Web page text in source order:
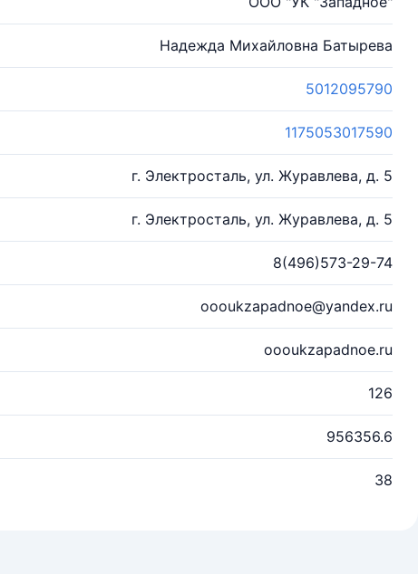
Надежда Михайловна Батырева
5012095790
1175053017590
г. Электросталь, ул. Журавлева, д. 5
г. Электросталь, ул. Журавлева, д. 5
8(496)573-29-74
oooukzapadnoe@yandex.ru
oooukzapadnoe.ru
126
956356.6
38